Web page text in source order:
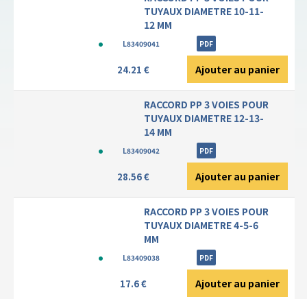
TUYAUX DIAMETRE 10-11-
12 MM
L83409041 PDF
24.21 € Ajouter au panier
RACCORD PP 3 VOIES POUR
TUYAUX DIAMETRE 12-13-
14 MM
L83409042 PDF
28.56 € Ajouter au panier
RACCORD PP 3 VOIES POUR
TUYAUX DIAMETRE 4-5-6
MM
L83409038 PDF
17.6 € Ajouter au panier